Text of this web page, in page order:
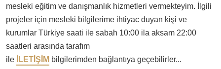
mesleki eğitim ve danışmanlık hizmetleri vermekteyim. İlgili
projeler için mesleki bilgilerime ihtiyac duyan kişi ve
kurumlar Türkiye saati ile sabah 10:00 ila aksam 22:00
saatleri arasında tarafım
ile
İLETİŞİM bilgilerimden bağlantıya geçebilirler...